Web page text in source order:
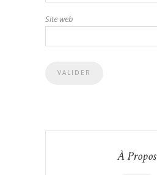
Site web
À Propos